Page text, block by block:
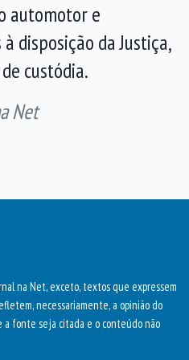
automotor e
disposição da Justiça,
custódia.
Net
na Net, exceto, textos que expressem
necessariamente, a opinião do
a fonte seja citada e o conteúdo não